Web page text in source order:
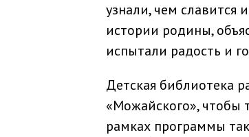
узнали, чем
истории родины,
испытали радость и
Детская библиотека
«Можайского», чтобы
рамках программы